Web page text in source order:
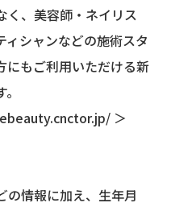
く、美容師・ネイリス
ィシャンなどの施術スタ
にもご利用いただける新
＞
の情報に加え、生年月